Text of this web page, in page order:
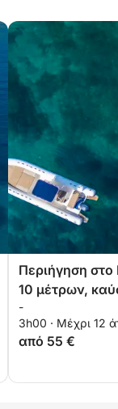
Περιήγηση
10 μέτρων,
-
3h00 · Μέχρι 12
από 55 €